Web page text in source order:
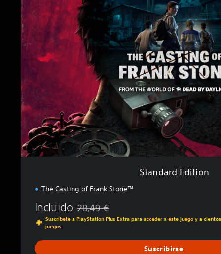
a
n
d
a
d
d
i
t
i
o
Standard Edition
The Casting of Frank Stone™
Incluido Rebajado del precio original de 28,49 €
28,49 €
Suscríbete a PlayStation Plus Extra para acceder a este juego y a
juegos
Suscribirse